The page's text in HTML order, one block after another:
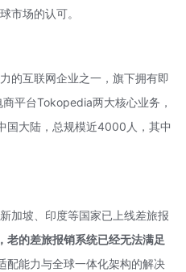
市场的认可。
的互联网企业之一，旗下拥有即
平台Tokopedia两大核心业务，
国大陆，总规模近4000人，其中
加坡、印度等国家已上线差旅报
老的差旅报销系统已经无法满足
配能力与全球一体化架构的解决